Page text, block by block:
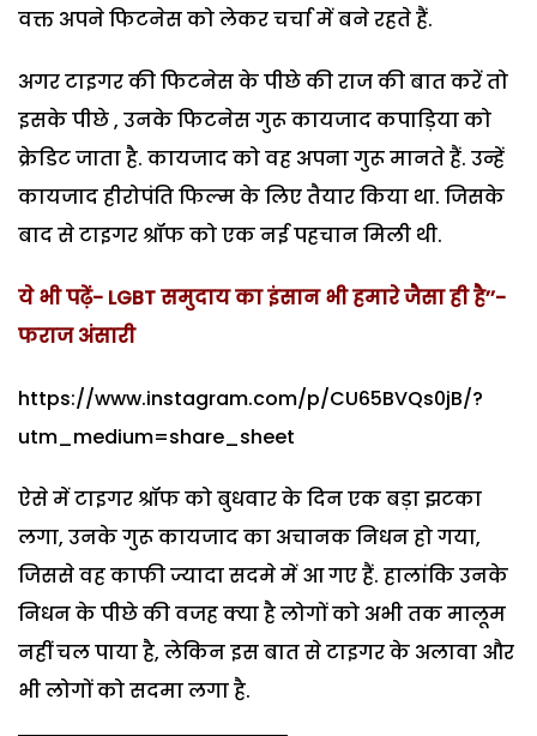
वक्त अपने फिटनेस को लेकर चर्चा में बने रहते हैं.
अगर टाइगर की फिटनेस के पीछे की राज की बात करें तो
इसके पीछे , उनके फिटनेस गुरू कायजाद कपाड़िया को
क्रेडिट जाता है. कायजाद को वह अपना गुरू मानते हैं. उन्हें
कायजाद हीरोपंति फिल्म के लिए तैयार किया था. जिसके
बाद से टाइगर श्रॉफ को एक नई पहचान मिली थी.
ये भी पढ़ें- LGBT समुदाय का इंसान भी हमारे जैसा ही है’’-
फराज अंसारी
https://www.instagram.com/p/CU65BVQs0jB/?
utm_medium=share_sheet
ऐसे में टाइगर श्रॉफ को बुधवार के दिन एक बड़ा झटका
लगा, उनके गुरू कायजाद का अचानक निधन हो गया,
जिससे वह काफी ज्यादा सदमे में आ गए हैं. हालांकि उनके
निधन के पीछे की वजह क्या है लोगों को अभी तक मालूम
नहीं चल पाया है, लेकिन इस बात से टाइगर के अलावा और
भी लोगों को सदमा लगा है.